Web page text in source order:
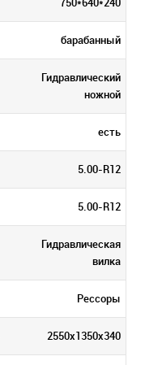
барабанный
Гидравлический
ножной
есть
5.00-R12
5.00-R12
Гидравлическая
вилка
Рессоры
2550x1350x340